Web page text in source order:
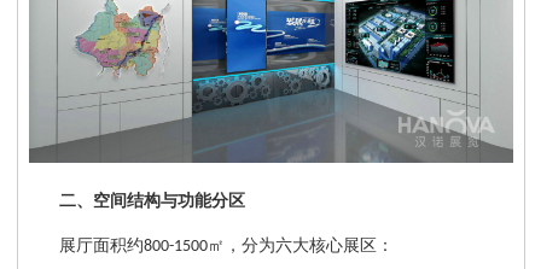
二、空间结构与功能分区
展厅面积约800-1500㎡，分为六大核心展区：